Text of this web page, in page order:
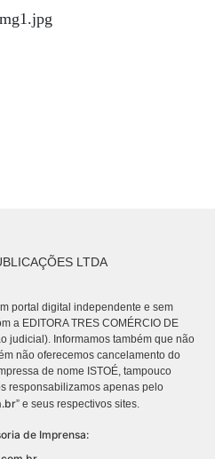
LTDA
portal digital independente e sem
a EDITORA TRES COMÉRCIO DE
judicial). Informamos também que não
não oferecemos cancelamento do
de nome ISTOÉ, tampouco
responsabilizamos apenas pelo
” e seus respectivos sites.
de Imprensa: